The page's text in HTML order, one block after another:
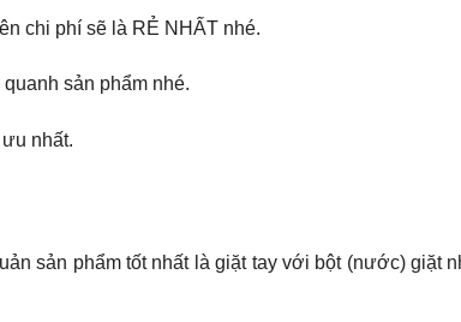
chi phí sẽ là RẺ NHẤT nhé.
sản phẩm nhé.
nhất.
sản phẩm tốt nhất là giặt tay với bột (nước) giặt